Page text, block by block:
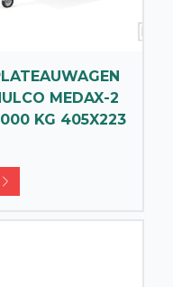
MEDAX-2
KG 405X223